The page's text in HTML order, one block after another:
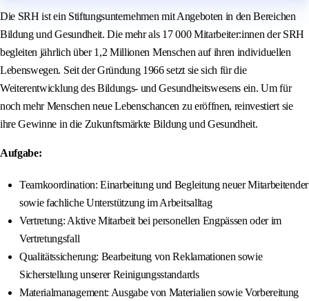
Die SRH ist ein Stiftungsunternehmen mit Angeboten in den Bereichen
Bildung und Gesundheit. Die mehr als 17 000 Mitarbeiter:innen der SRH
begleiten jährlich über 1,2 Millionen Menschen auf ihren individuellen
Lebenswegen. Seit der Gründung 1966 setzt sie sich für die
Weiterentwicklung des Bildungs- und Gesundheitswesens ein. Um für
noch mehr Menschen neue Lebenschancen zu eröffnen, reinvestiert sie
ihre Gewinne in die Zukunftsmärkte Bildung und Gesundheit.
Aufgabe:
Teamkoordination: Einarbeitung und Begleitung neuer Mitarbeitender
sowie fachliche Unterstützung im Arbeitsalltag
Vertretung: Aktive Mitarbeit bei personellen Engpässen oder im
Vertretungsfall
Qualitätssicherung: Bearbeitung von Reklamationen sowie
Sicherstellung unserer Reinigungsstandards
Materialmanagement: Ausgabe von Materialien sowie Vorbereitung